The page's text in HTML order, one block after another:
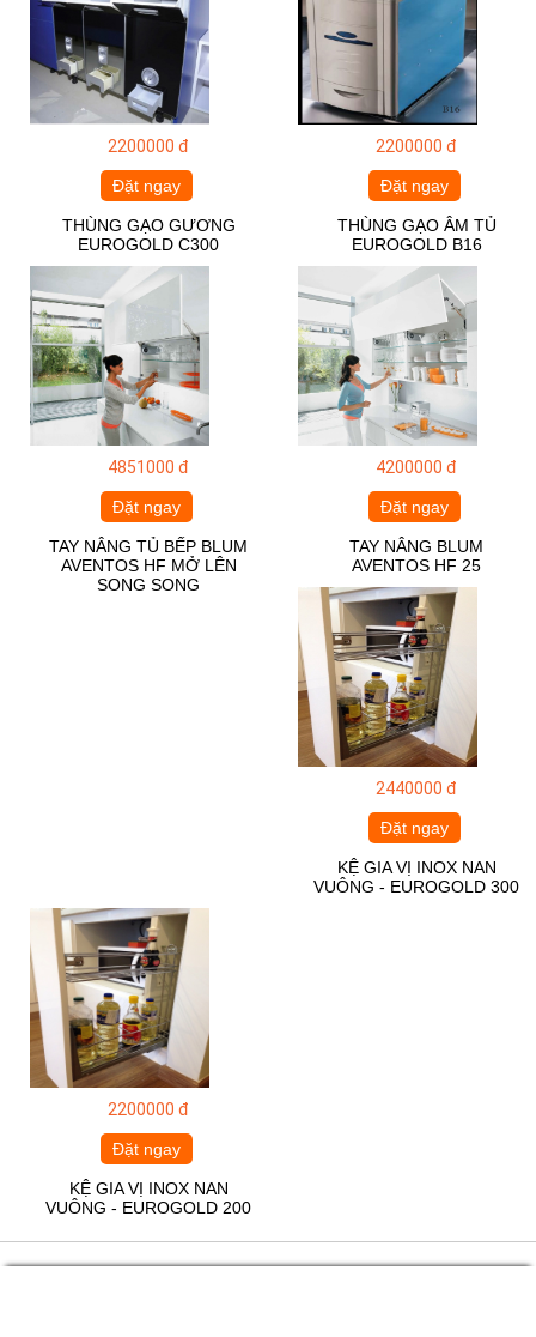
2200000 đ
Đặt ngay
THÙNG GẠO GƯƠNG
EUROGOLD C300
2200000 đ
Đặt ngay
THÙNG GẠO ÂM TỦ
EUROGOLD B16
4851000 đ
Đặt ngay
TAY NÂNG TỦ BẾP BLUM
AVENTOS HF MỞ LÊN
SONG SONG
4200000 đ
Đặt ngay
TAY NÂNG BLUM
AVENTOS HF 25
2440000 đ
Đặt ngay
KỆ GIA VỊ INOX NAN
VUÔNG - EUROGOLD 300
2200000 đ
Đặt ngay
KỆ GIA VỊ INOX NAN
VUÔNG - EUROGOLD 200